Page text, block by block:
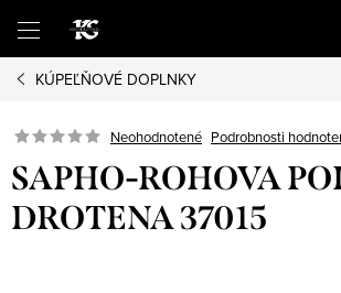
obsah
KÚPEĽŇOVÉ DOPLNKY
Neohodnotené Podrobnosti
SAPHO-ROHOVA
DROTENA 37015